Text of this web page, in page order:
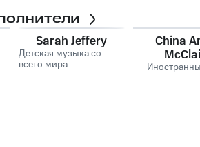
Sarah Jeffery
Детская музыка со
всего мира
China